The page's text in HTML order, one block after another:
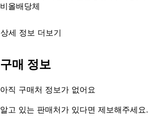
비올배당체
상세 정보 더보기
등록일
구매 정보
아직 구매처 정보가 없어요
알고 있는 판매처가 있다면 제보해주세요.